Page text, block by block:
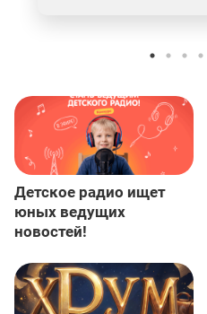
Детское радио ищет
юных ведущих
новостей!